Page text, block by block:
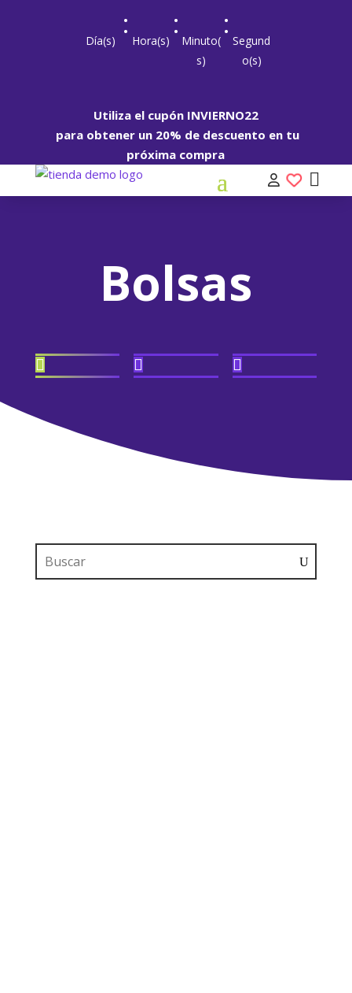
Día(s)
:
Hora(s)
:
Minuto(
s)
:
Segund
o(s)
Utiliza el cupón INVIERNO22
para obtener un 20% de descuento en tu
próxima compra
Bolsas
  